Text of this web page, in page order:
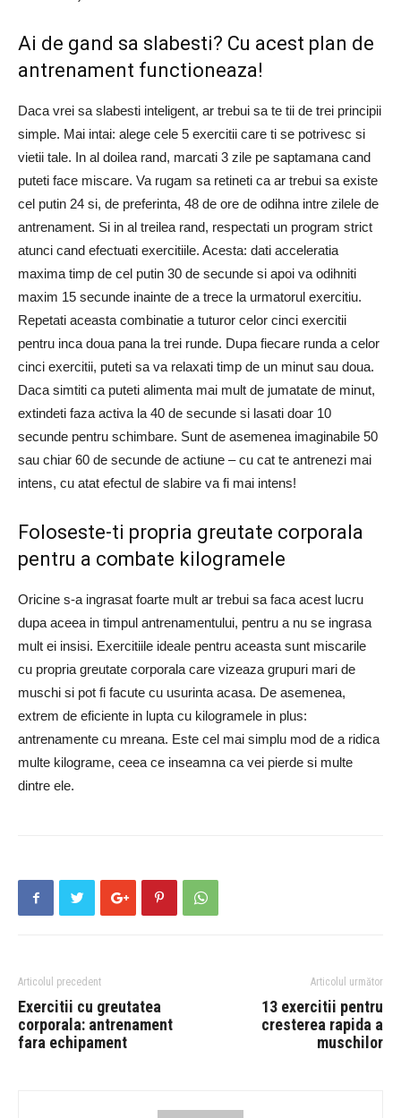
Ai de gand sa slabesti? Cu acest plan de
antrenament functioneaza!
Daca vrei sa slabesti inteligent, ar trebui sa te tii de trei principii
simple. Mai intai: alege cele 5 exercitii care ti se potrivesc si
vietii tale. In al doilea rand, marcati 3 zile pe saptamana cand
puteti face miscare. Va rugam sa retineti ca ar trebui sa existe
cel putin 24 si, de preferinta, 48 de ore de odihna intre zilele de
antrenament. Si in al treilea rand, respectati un program strict
atunci cand efectuati exercitiile. Acesta: dati acceleratia
maxima timp de cel putin 30 de secunde si apoi va odihniti
maxim 15 secunde inainte de a trece la urmatorul exercitiu.
Repetati aceasta combinatie a tuturor celor cinci exercitii
pentru inca doua pana la trei runde. Dupa fiecare runda a celor
cinci exercitii, puteti sa va relaxati timp de un minut sau doua.
Daca simtiti ca puteti alimenta mai mult de jumatate de minut,
extindeti faza activa la 40 de secunde si lasati doar 10
secunde pentru schimbare. Sunt de asemenea imaginabile 50
sau chiar 60 de secunde de actiune – cu cat te antrenezi mai
intens, cu atat efectul de slabire va fi mai intens!
Foloseste-ti propria greutate corporala
pentru a combate kilogramele
Oricine s-a ingrasat foarte mult ar trebui sa faca acest lucru
dupa aceea in timpul antrenamentului, pentru a nu se ingrasa
mult ei insisi. Exercitiile ideale pentru aceasta sunt miscarile
cu propria greutate corporala care vizeaza grupuri mari de
muschi si pot fi facute cu usurinta acasa. De asemenea,
extrem de eficiente in lupta cu kilogramele in plus:
antrenamente cu mreana. Este cel mai simplu mod de a ridica
multe kilograme, ceea ce inseamna ca vei pierde si multe
dintre ele.
Articolul precedent
Exercitii cu greutatea
corporala: antrenament
fara echipament
Articolul următor
13 exercitii pentru
cresterea rapida a
muschilor